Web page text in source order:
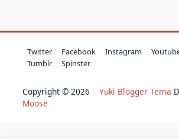
Twitter Facebook Instagram
Tumblr
Spinster
Copyright © 2026 Yuki Blogger Tema
Moose